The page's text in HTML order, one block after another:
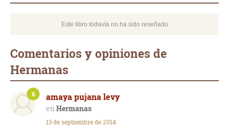
Este libro todavía no ha sido reseñado
Comentarios y opiniones de
Hermanas
amaya pujana levy
Hermanas
6
13 de septiembre de 2014